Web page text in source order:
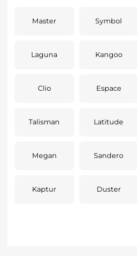
Master Symbol
Laguna Kangoo
Clio Espace
Talisman Latitude
Megan Sandero
Kaptur Duster